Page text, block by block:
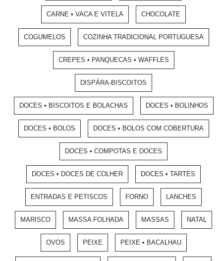
CARNE • VACA E VITELA CHOCOLATE
COGUMELOS COZINHA TRADICIONAL PORTUGUESA
CREPES • PANQUECAS • WAFFLES
DISPÁRA-BISCOITOS
DOCES • BISCOITOS E BOLACHAS DOCES • BOLINHOS
DOCES • BOLOS DOCES • BOLOS COM COBERTURA
DOCES • COMPOTAS E DOCES
DOCES • DOCES DE COLHER DOCES • TARTES
ENTRADAS E PETISCOS FORNO LANCHES
MARISCO MASSA FOLHADA MASSAS NATAL
OVOS PEIXE PEIXE • BACALHAU